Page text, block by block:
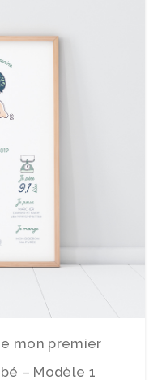
mon premier
– Modèle 1